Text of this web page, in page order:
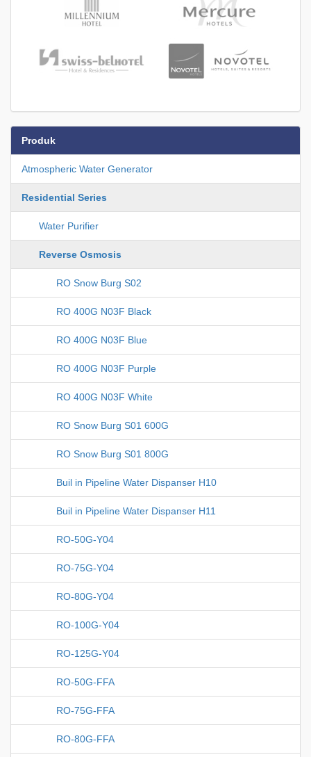
Produk
Atmospheric Water Generator
Residential Series
Water Purifier
Reverse Osmosis
RO Snow Burg S02
RO 400G N03F Black
RO 400G N03F Blue
RO 400G N03F Purple
RO 400G N03F White
RO Snow Burg S01 600G
RO Snow Burg S01 800G
Buil in Pipeline Water Dispanser H10
Buil in Pipeline Water Dispanser H11
RO-50G-Y04
RO-75G-Y04
RO-80G-Y04
RO-100G-Y04
RO-125G-Y04
RO-50G-FFA
RO-75G-FFA
RO-80G-FFA